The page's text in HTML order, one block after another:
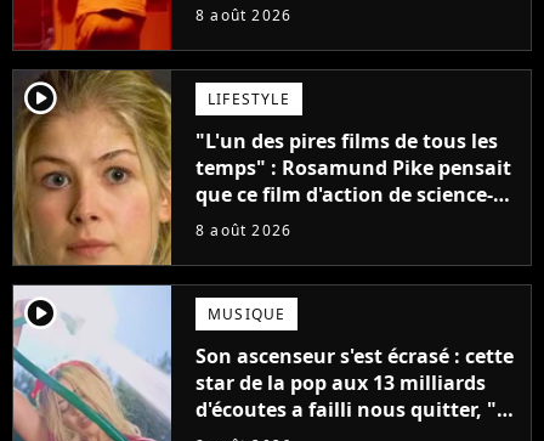
claque la porte pour "différends
8 août 2026
player2 LIFESTYLE
"L'un des pires films de tous les
temps" : Rosamund Pike pensait
que ce film d'action de science-
fiction avec Dwayne Johnson
8 août 2026
player2 MUSIQUE
Son ascenseur s'est écrasé : cette
star de la pop aux 13 milliards
d'écoutes a failli nous quitter, "Je